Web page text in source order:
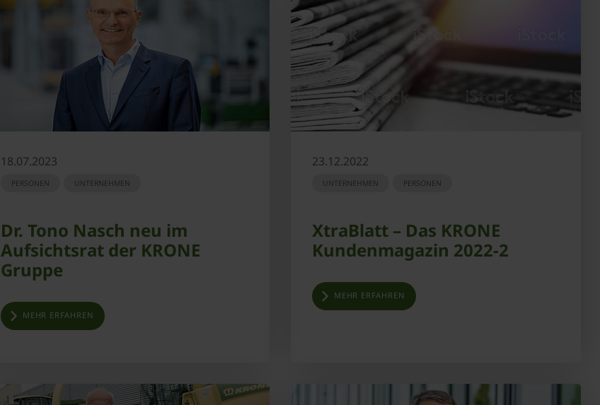
18.07.2023
PERSONEN UNTERNEHMEN
Dr. Tono Nasch neu im
Aufsichtsrat der KRONE
Gruppe
MEHR ERFAHREN
23.12.2022
UNTERNEHMEN PERSONEN
XtraBlatt – Das KRONE
Kundenmagazin 2022-2
MEHR ERFAHREN